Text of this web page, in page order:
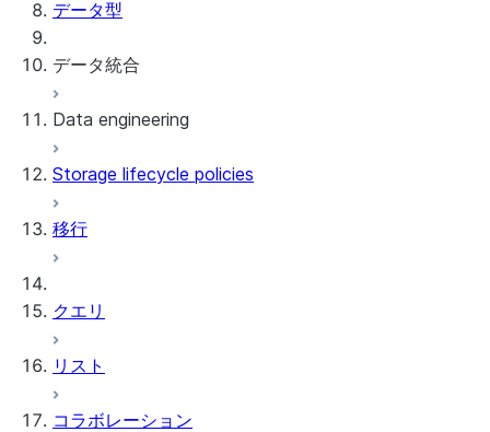
データ型
データ統合
Snowflake Openflow
Apache Iceberg™
Data engineering
データのロード
DCM Projects
Snowflakeでのdbtプロジェクト
Storage lifecycle policies
移行
クエリ
リスト
コラボレーション